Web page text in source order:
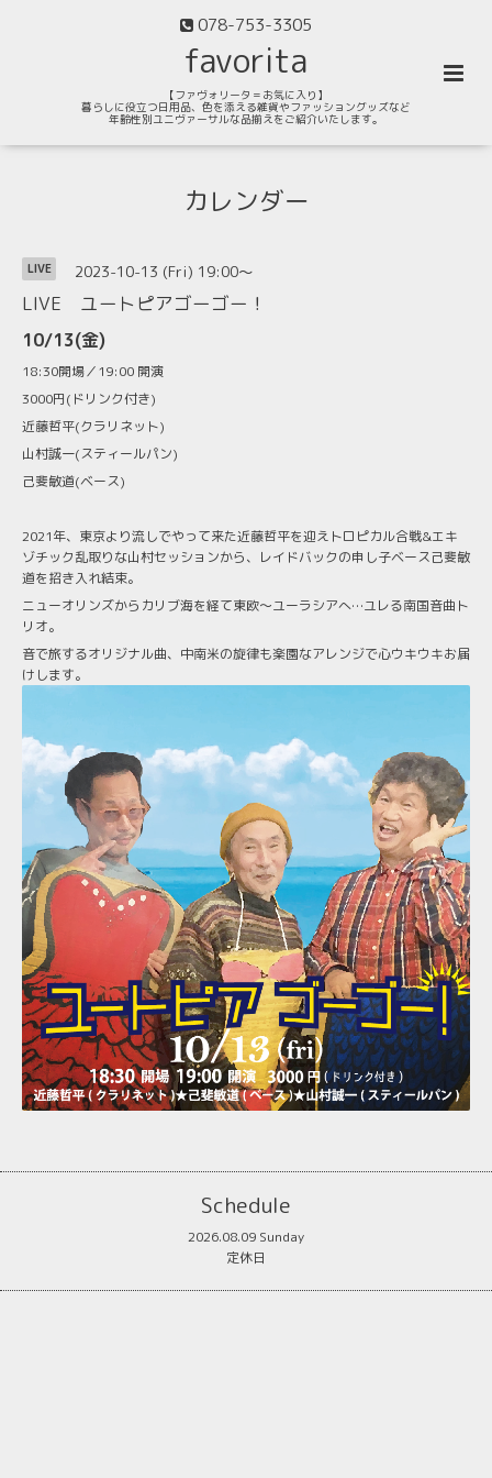
078-753-3305
favorita
【ファヴォリータ＝お気に入り】
暮らしに役立つ日用品、色を添える雑貨やファッショングッズなど
年齢性別ユニヴァーサルな品揃えをご紹介いたします。
カレンダー
LIVE 2023-10-13 (Fri) 19:00～
LIVE ユートピアゴーゴー！
10/13(金)
18:30開場／19:00 開演
3000円(ドリンク付き)
近藤哲平(クラリネット)
山村誠一(スティールパン)
己斐敏道(ベース)
2021年、東京より流しでやって来た近藤哲平を迎えトロピカル合戦&エキ
ゾチック乱取りな山村セッションから、レイドバックの申し子ベース己斐敏
道を招き入れ結束。
ニューオリンズからカリブ海を経て東欧〜ユーラシアへ…ユレる南国音曲ト
リオ。
音で旅するオリジナル曲、中南米の旋律も楽園なアレンジで心ウキウキお届
けします。
Schedule
2026.08.09 Sunday
定休日